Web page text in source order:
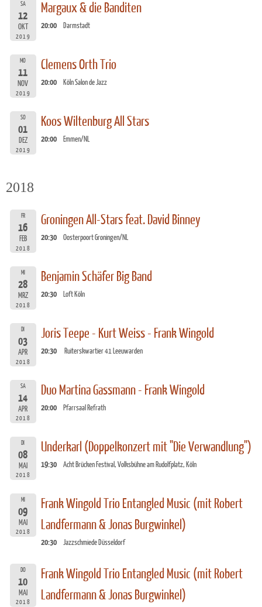
SA
12
OKT
2019
Margaux & die Banditen
20:00 Darmstadt
MO
11
NOV
2019
Clemens Orth Trio
20:00 Köln Salon de Jazz
SO
01
DEZ
2019
Koos Wiltenburg All Stars
20:00 Emmen/NL
2018
FR
16
FEB
2018
Groningen All-Stars feat. David Binney
20:30 Oosterpoort Groningen/NL
MI
28
MRZ
2018
Benjamin Schäfer Big Band
20:30 Loft Köln
DI
03
APR
2018
Joris Teepe - Kurt Weiss - Frank Wingold
20:30 Ruiterskwartier 41 Leeuwarden
SA
14
APR
2018
Duo Martina Gassmann - Frank Wingold
20:00 Pfarrsaal Refrath
DI
08
MAI
2018
Underkarl (Doppelkonzert mit "Die Verwandlung")
19:30 Acht Brücken Festival, Volksbühne am Rudolfplatz, Köln
MI
09
MAI
2018
Frank Wingold Trio Entangled Music (mit Robert
Landfermann & Jonas Burgwinkel)
20:30 Jazzschmiede Düsseldorf
DO
10
MAI
2018
Frank Wingold Trio Entangled Music (mit Robert
Landfermann & Jonas Burgwinkel)